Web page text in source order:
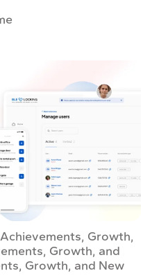
Growth,
Growth, and
Growth, and New